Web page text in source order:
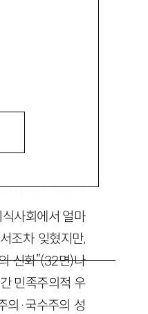
귀신론에서 고
사회에서 얼마
조차 잊혔지만,
신화”(32면)나
민족주의적 우
의·국수주의 성